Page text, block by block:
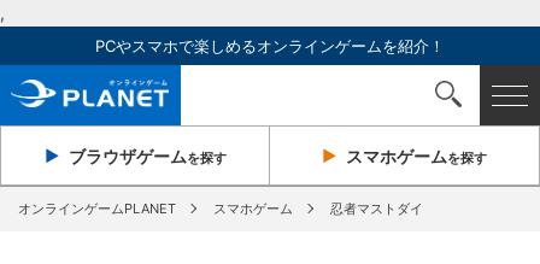
,
PCやスマホで楽しめるオンラインゲームを紹介！
ブラウザゲームを探す スマホゲームを探す
オンラインゲームPLANET スマホゲーム 忍者マストダイ